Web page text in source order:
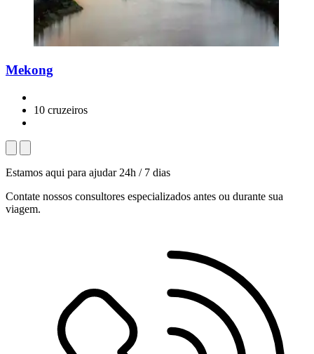
Mekong
10 cruzeiros
Estamos aqui para ajudar 24h / 7 dias
Contate nossos consultores especializados antes ou durante sua
viagem.